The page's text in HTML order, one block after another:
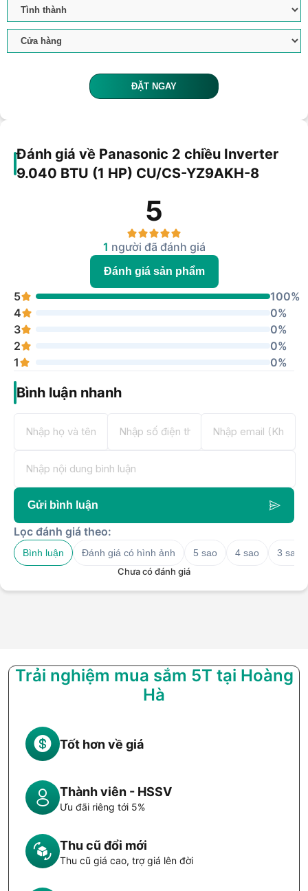
ĐẶT NGAY
Đánh giá về Panasonic 2 chiều Inverter
9.040 BTU (1 HP) CU/CS-YZ9AKH-8
5
1 người đã đánh giá
Đánh giá sản phẩm
5
100%
4
0%
3
0%
2
0%
1
0%
Bình luận nhanh
Gửi bình luận
Lọc đánh giá theo:
Bình luận Đánh giá có hình ảnh 5 sao 4 sao
3 sao
Chưa có đánh giá
Trải nghiệm mua sắm 5T tại Hoàng
Hà
Tốt hơn về giá
Thành viên - HSSV
Ưu đãi riêng tới 5%
Thu cũ đổi mới
Thu cũ giá cao, trợ giá lên đời